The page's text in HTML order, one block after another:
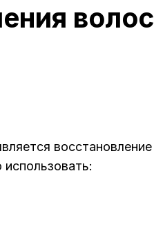
волос
восстановление